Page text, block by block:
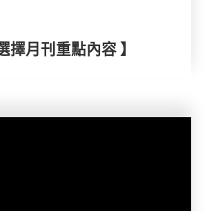
擇月刊重點內容 】